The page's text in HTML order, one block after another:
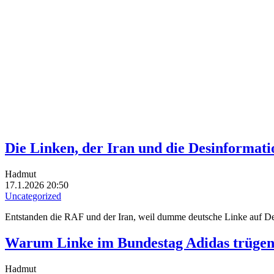
Die Linken, der Iran und die
Hadmut
17.1.2026 20:50
Uncategorized
Entstanden die RAF und der Iran, weil dumme deutsche Linke auf
Warum Linke im Bundestag Adidas trügen
Hadmut